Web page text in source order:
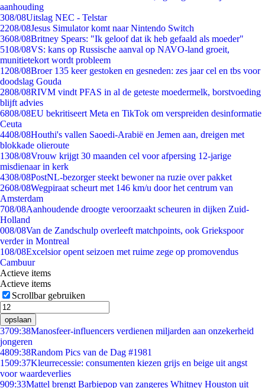
aanhouding
308/08Uitslag NEC - Telstar
2208/08Jesus Simulator komt naar Nintendo Switch
3608/08Britney Spears: "Ik geloof dat ik heb gefaald als moeder"
5108/08VS: kans op Russische aanval op NAVO-land groeit,
munitietekort wordt probleem
1208/08Broer 135 keer gestoken en gesneden: zes jaar cel en tbs voor
doodslag Gouda
2808/08RIVM vindt PFAS in al de geteste moedermelk, borstvoeding
blijft advies
6808/08EU bekritiseert Meta en TikTok om verspreiden desinformatie
Ceuta
4408/08Houthi's vallen Saoedi-Arabië en Jemen aan, dreigen met
blokkade olieroute
1308/08Vrouw krijgt 30 maanden cel voor afpersing 12-jarige
misdienaar in kerk
4308/08PostNL-bezorger steekt bewoner na ruzie over pakket
2608/08Wegpiraat scheurt met 146 km/u door het centrum van
Amsterdam
708/08Aanhoudende droogte veroorzaakt scheuren in dijken Zuid-
Holland
008/08Van de Zandschulp overleeft matchpoints, ook Griekspoor
verder in Montreal
108/08Excelsior opent seizoen met ruime zege op promovendus
Cambuur
Actieve items
Actieve items
Scrollbar gebruiken
opslaan
3709:38Manosfeer-influencers verdienen miljarden aan onzekerheid
jongeren
4809:38Random Pics van de Dag #1981
1509:37Kleurrecessie: consumenten kiezen grijs en beige uit angst
voor waardeverlies
909:33Mattel brengt Barbiepop van zangeres Whitney Houston uit